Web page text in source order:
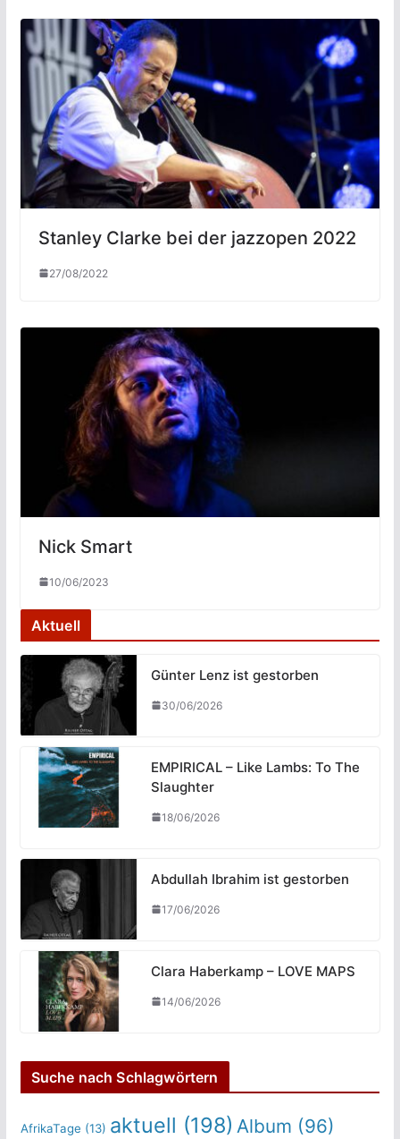
Stanley Clarke bei der jazzopen 2022
27/08/2022
Nick Smart
10/06/2023
Aktuell
Günter Lenz ist gestorben
30/06/2026
EMPIRICAL – Like Lambs: To The
Slaughter
18/06/2026
Abdullah Ibrahim ist gestorben
17/06/2026
Clara Haberkamp – LOVE MAPS
14/06/2026
Suche nach Schlagwörtern
AfrikaTage (13) aktuell (198) Album (96)